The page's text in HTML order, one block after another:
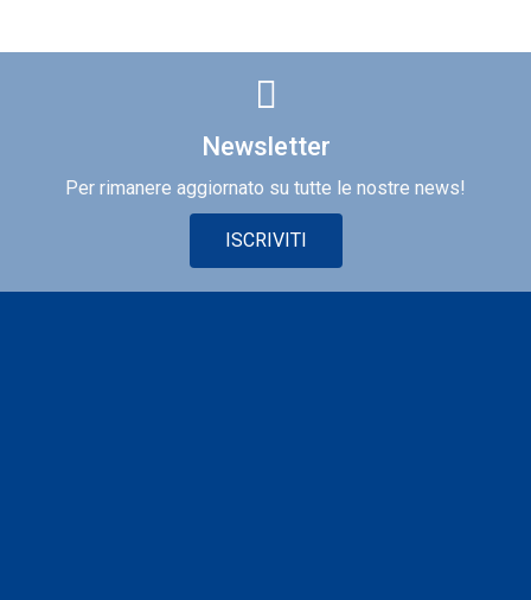
Newsletter
Per rimanere aggiornato su tutte le nostre news!
ISCRIVITI